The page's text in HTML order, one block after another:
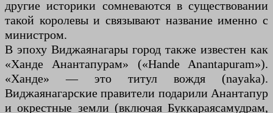
другие историки сомневаются в существовании
такой королевы и связывают название именно с
министром.
В эпоху Виджаянагары город также известен как
«Ханде Анантапурам» («Hande Anantapuram»).
«Ханде» — это титул вождя (nayaka).
Виджаянагарские правители подарили Анантапур
и окрестные земли (включая Буккараясамудрам,